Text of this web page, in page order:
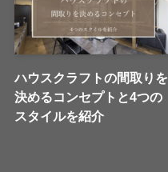
ハウスクラフトの間取りを
決めるコンセプトと4つの
スタイルを紹介